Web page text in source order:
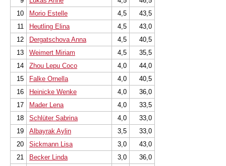
10
Morio Estelle 4,5
43,5
11
Heutling Elina 4,5
43,0
12
Dergatschova Anna 4,5
40,5
13
Weimert Miriam 4,5
35,5
14
Zhou Lepu Coco 4,0
44,0
15
Falke Ornella 4,0
40,5
16
Heinicke Wenke 4,0
36,0
17
Mader Lena 4,0
33,5
18
Schlüter Sabrina 4,0
33,0
19
Albayrak Aylin 3,5
33,0
20
Sickmann Lisa 3,0
43,0
21
Becker Linda 3,0
36,0